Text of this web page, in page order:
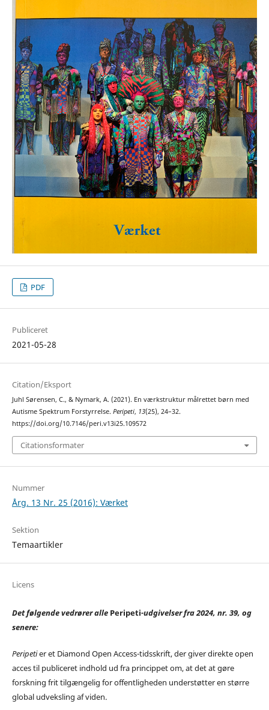
PDF
Publiceret
2021-05-28
Citation/Eksport
Juhl Sørensen, C., & Nymark, A. (2021). En værkstruktur målrettet børn med
Autisme Spektrum Forstyrrelse. Peripeti, 13(25), 24–32.
https://doi.org/10.7146/peri.v13i25.109572
Citationsformater
Nummer
Årg. 13 Nr. 25 (2016): Værket
Sektion
Temaartikler
Licens
Det følgende vedrører alle Peripeti-udgivelser fra 2024, nr. 39, og
senere:
Peripetier et Diamond Open Access-tidsskrift, der giver direkte open
acces til publiceret indhold ud fra princippet om, at det at gøre
forskning frit tilgængelig for offentligheden understøtter en større
global udveksling af viden.